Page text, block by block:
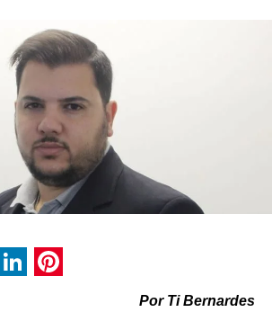
PinterestPor Ti Bernardes